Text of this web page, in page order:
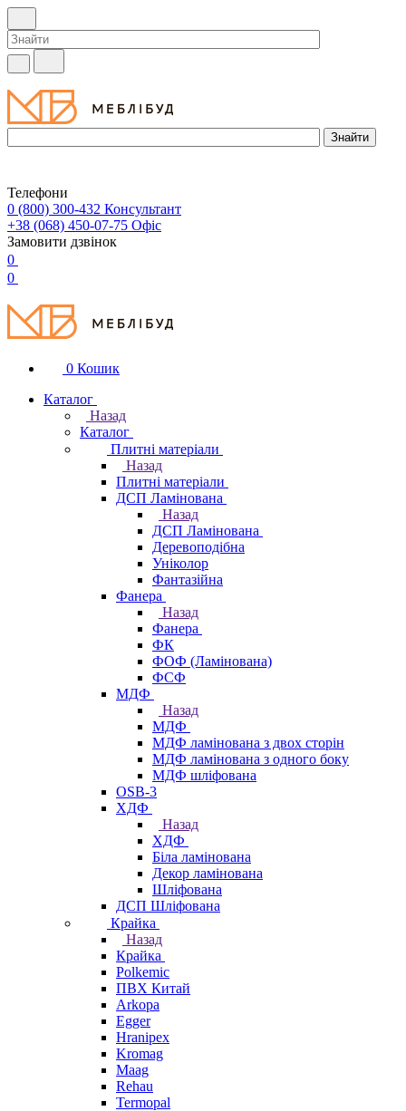
Телефони
0 (800) 300-432 Консультант
+38 (068) 450-07-75 Офіс
Замовити дзвінок
0
0
0 Кошик
Каталог
Назад
Каталог
Плитні матеріали
Назад
Плитні матеріали
ДСП Ламінована
Назад
ДСП Ламінована
Деревоподібна
Уніколор
Фантазійна
Фанера
Назад
Фанера
ФК
ФОФ (Ламінована)
ФСФ
МДФ
Назад
МДФ
МДФ ламінована з двох сторін
МДФ ламінована з одного боку
МДФ шліфована
OSB-3
ХДФ
Назад
ХДФ
Біла ламінована
Декор ламінована
Шліфована
ДСП Шліфована
Крайка
Назад
Крайка
Polkemic
ПВХ Китай
Arkopa
Egger
Hranipex
Kromag
Maag
Rehau
Termopal